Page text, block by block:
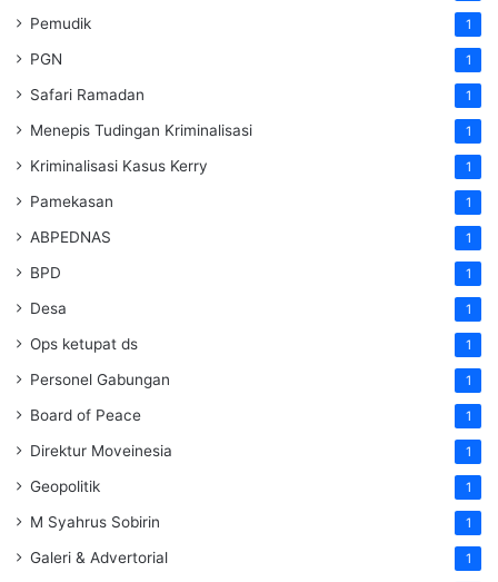
Pemudik 1
PGN 1
Safari Ramadan 1
Menepis Tudingan Kriminalisasi 1
Kriminalisasi Kasus Kerry 1
Pamekasan 1
ABPEDNAS 1
BPD 1
Desa 1
Ops ketupat ds 1
Personel Gabungan 1
Board of Peace 1
Direktur Moveinesia 1
Geopolitik 1
M Syahrus Sobirin 1
Galeri & Advertorial 1